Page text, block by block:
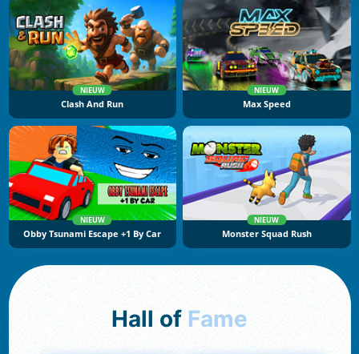
NIEUW
Clash And Run
NIEUW
Max Speed
NIEUW
Obby Tsunami Escape +1 By Car
NIEUW
Monster Squad Rush
Hall of Fame